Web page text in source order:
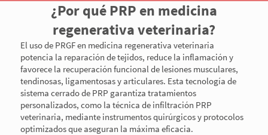
¿Por qué PRP en medicina
regenerativa veterinaria?
El uso de PRGF en medicina regenerativa veterinaria
potencia la reparación de tejidos, reduce la inflamación y
favorece la recuperación funcional de lesiones musculares,
tendinosas, ligamentosas y articulares. Esta tecnología de
sistema cerrado de PRP garantiza tratamientos
personalizados, como la técnica de infiltración PRP
veterinaria, mediante instrumentos quirúrgicos y protocolos
optimizados que aseguran la máxima eficacia.